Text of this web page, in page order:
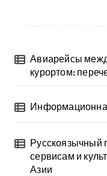
Авиарейсы
курортом:
Русскоязычный
сервисам и
Азии